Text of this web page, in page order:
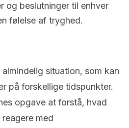
og beslutninger til enhver
følelse af tryghed.
situation, som kan
på forskellige tidspunkter.
opgave at forstå, hvad
med